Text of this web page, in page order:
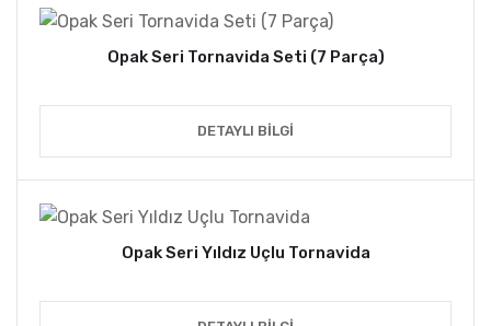
Opak Seri Tornavida Seti (7 Parça)
DETAYLI BILGI
Opak Seri Yıldız Uçlu Tornavida